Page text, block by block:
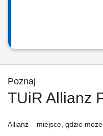
Poznaj
TUiR Allianz
Allianz – miejsce, gdzie